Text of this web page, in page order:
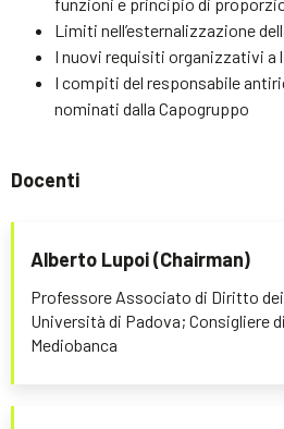
Limiti nell’esternalizzazione
I nuovi requisiti organizzativi a
I compiti del responsabile
nominati dalla Capogruppo
Docenti
Alberto Lupoi (Chairman)
Professore Associato di Diritto
Università di Padova; Consigliere
Mediobanca